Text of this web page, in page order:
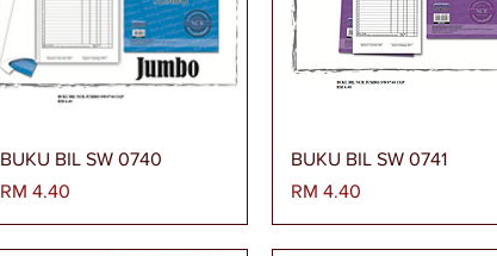
Paparan Segera
BUKU BIL SW 0740
Harga
RM 4.40
Paparan Segera
BUKU BIL SW 0741
Harga
RM 4.40